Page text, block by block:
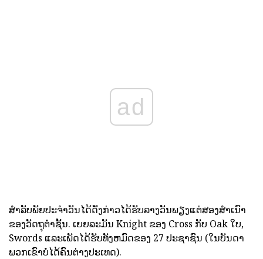
ad
ສໍາລັບພັຍປະຈໍາວັນໄດ້ດັ່ງກ່າວໄດ້ຮັບລາງວັນພຽງແຕ່ສອງສໍາເນົາ
ຂອງວັດຖຸຕ່ໍາຊັ້ນ. ເຍຍລະມັນ Knight ຂອງ Cross ກັບ Oak ໃບ,
Swords ແລະເພັດໄດ້ຮັບທັງຫມົດຂອງ 27 ປະຊາຊົນ (ໃນບັນດາ
ພວກເຂົາບໍ່ໄດ້ຄົນຕ່າງປະເທດ).